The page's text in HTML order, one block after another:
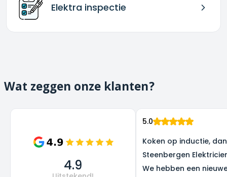
Elektra inspectie
Wat zeggen onze klanten?
4.9
5.0
Koken op inductie,
Steenbergen
We hebben een